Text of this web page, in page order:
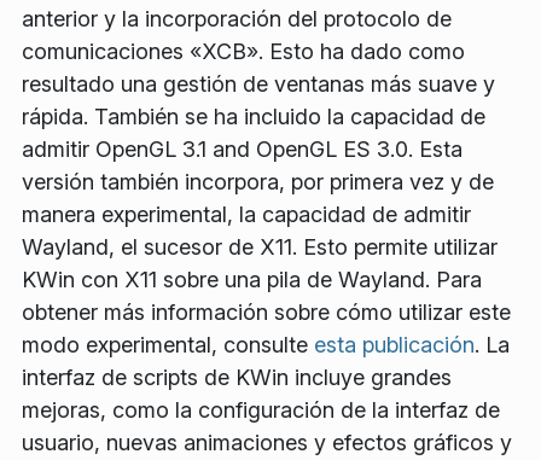
anterior y la incorporación del protocolo de
comunicaciones «XCB». Esto ha dado como
resultado una gestión de ventanas más suave y
rápida. También se ha incluido la capacidad de
admitir OpenGL 3.1 and OpenGL ES 3.0. Esta
versión también incorpora, por primera vez y de
manera experimental, la capacidad de admitir
Wayland, el sucesor de X11. Esto permite utilizar
KWin con X11 sobre una pila de Wayland. Para
obtener más información sobre cómo utilizar este
modo experimental, consulte esta publicación. La
interfaz de scripts de KWin incluye grandes
mejoras, como la configuración de la interfaz de
usuario, nuevas animaciones y efectos gráficos y